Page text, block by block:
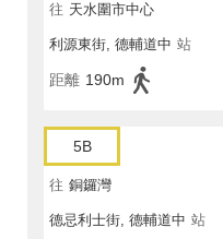
往 天水圍市中心
利源東街, 德輔道中 站
距離 190m
5B
往 銅鑼灣
德忌利士街, 德輔道中 站